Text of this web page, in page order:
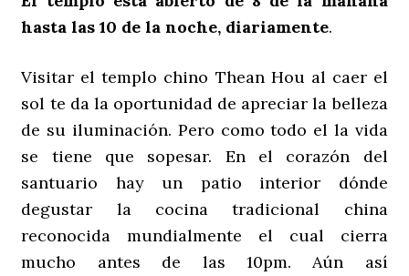
hasta las 10 de la noche, diariamente.
Visitar el templo chino Thean Hou al caer el
sol te da la oportunidad de apreciar la belleza
de su iluminación. Pero como todo el la vida
se tiene que sopesar. En el corazón del
santuario hay un patio interior dónde
degustar la cocina tradicional china
reconocida mundialmente el cual cierra
mucho antes de las 10pm. Aún así